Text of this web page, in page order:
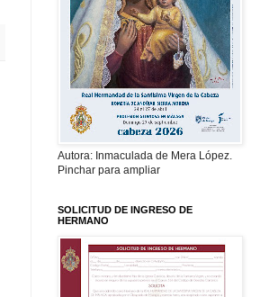
Autora: Inmaculada de Mera López.
Pinchar para ampliar
SOLICITUD DE INGRESO DE
HERMANO